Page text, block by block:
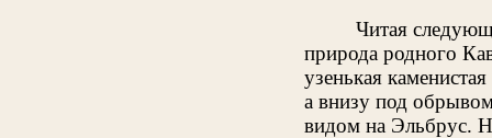
Читая
природа родного
узенькая
а внизу под
видом на Эльбрус.